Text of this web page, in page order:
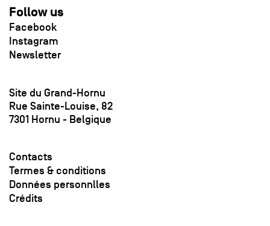
Follow us
Facebook
Instagram
Newsletter
Site du Grand-Hornu
Rue Sainte-Louise, 82
7301 Hornu - Belgique
Contacts
Termes & conditions
Données personnlles
Crédits